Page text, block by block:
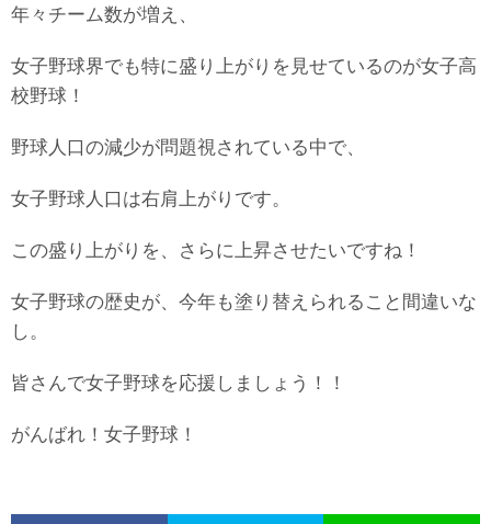
年々チーム数が増え、
女子野球界でも特に盛り上がりを見せているのが女子高
校野球！
野球人口の減少が問題視されている中で、
女子野球人口は右肩上がりです。
この盛り上がりを、さらに上昇させたいですね！
女子野球の歴史が、今年も塗り替えられること間違いな
し。
皆さんで女子野球を応援しましょう！！
がんばれ！女子野球！